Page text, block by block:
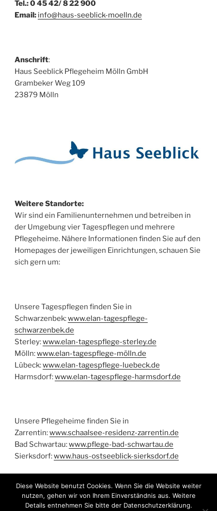
Tel.: 0 45 42/ 8 22 900
Email: info@haus-seeblick-moelln.de
Anschrift:
Haus Seeblick Pflegeheim Mölln GmbH
Grambeker Weg 109
23879 Mölln
Weitere Standorte:
Wir sind ein Familienunternehmen und betreiben in
der Umgebung vier Tagespflegen und mehrere
Pflegeheime. Nähere Informationen finden Sie auf den
Homepages der jeweiligen Einrichtungen, schauen Sie
sich gern um:
Unsere Tagespflegen finden Sie in
Schwarzenbek:www.elan-tagespflege-
schwarzenbek.de
Sterley:www.elan-tagespflege-sterley.de
Mölln:www.elan-tagespflege-mölln.de
Lübeck:www.elan-tagespflege-luebeck.de
Harmsdorf:www.elan-tagespflege-harmsdorf.de
Unsere Pflegeheime finden Sie in
Zarrentin:www.schaalsee-residenz-zarrentin.de
Bad Schwartau:www.pflege-bad-schwartau.de
Sierksdorf:www.haus-ostseeblick-sierksdorf.de
Diese Website benutzt Cookies. Wenn Sie die Website weiter
nutzen, gehen wir von Ihrem Einverständnis aus. Weitere
Details entnehmen Sie bitte der Datenschutzerklärung.